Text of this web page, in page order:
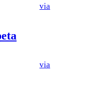
via
via